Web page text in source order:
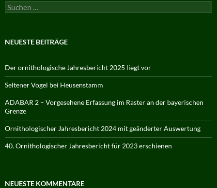
Suchen
nach:
NEUESTE BEITRÄGE
Der ornithologische Jahresbericht 2025 liegt vor
Seltener Vogel bei Heusenstamm
ADABAR 2 – Vorgesehene Erfassung im Raster an der bayerischen
Grenze
Ornithologischer Jahresbericht 2024 mit geänderter Auswertung
40. Ornithologischer Jahresbericht für 2023 erschienen
NEUESTE KOMMENTARE